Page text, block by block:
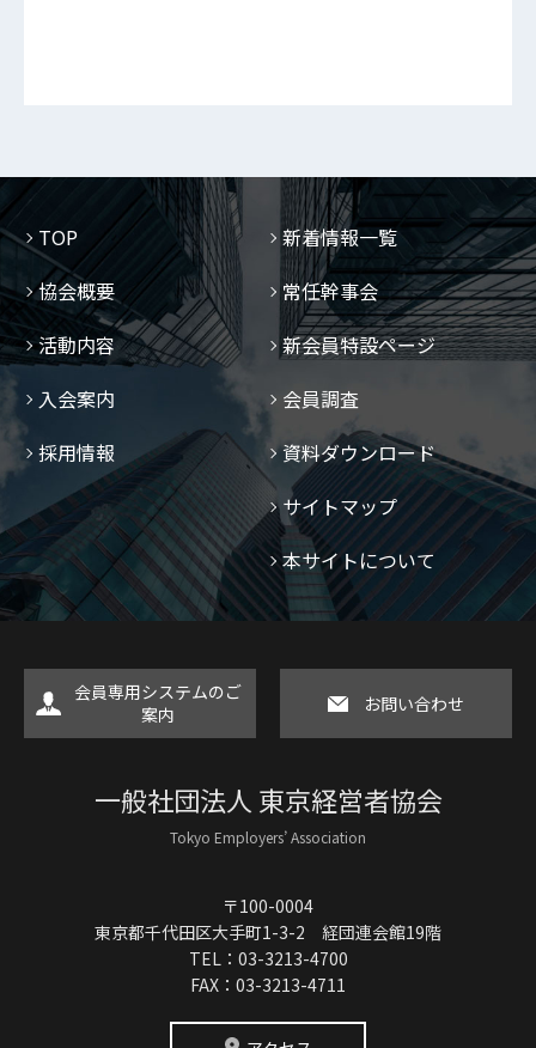
TOP
協会概要
活動内容
入会案内
採用情報
新着情報一覧
常任幹事会
新会員特設ページ
会員調査
資料ダウンロード
サイトマップ
本サイトについて
会員専用システムのご
案内
お問い合わせ
一般社団法人 東京経営者協会
Tokyo Employers’ Association
〒100-0004
東京都千代田区大手町1-3-2 経団連会館19階
TEL：03-3213-4700
FAX：03-3213-4711